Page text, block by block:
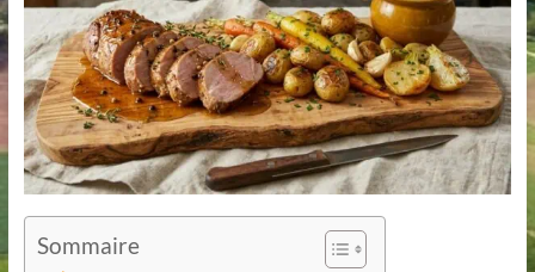
Sommaire